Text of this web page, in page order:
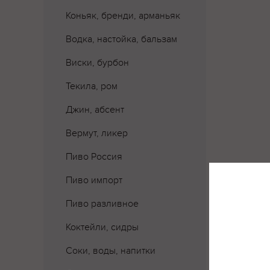
Коньяк, бренди, арманьяк
Водка, настойка, бальзам
Виски, бурбон
Текила, ром
Джин, абсент
Вермут, ликер
Пиво Россия
Пиво импорт
Пиво разливное
Коктейли, сидры
Соки, воды, напитки